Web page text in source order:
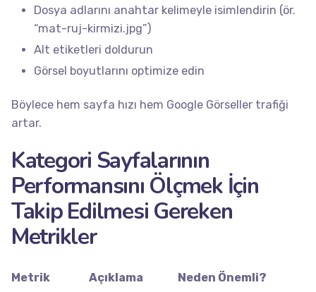
Dosya adlarını anahtar kelimeyle isimlendirin (ör.
“mat-ruj-kirmizi.jpg”)
Alt etiketleri doldurun
Görsel boyutlarını optimize edin
Böylece hem sayfa hızı hem Google Görseller trafiği
artar.
Kategori Sayfalarının
Performansını Ölçmek İçin
Takip Edilmesi Gereken
Metrikler
Metrik Açıklama Neden Önemli?